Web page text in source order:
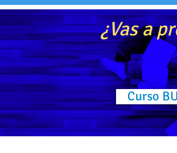
¿Vas a
Curso